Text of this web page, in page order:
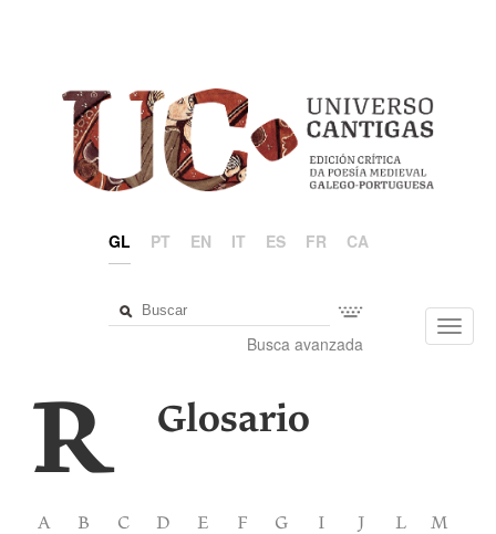
GL PT EN IT ES FR CA
Busca avanzada
R Glosario
A B C D E F G I J L M